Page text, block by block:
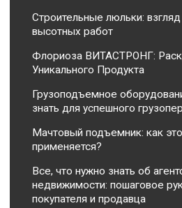
Строительные люльки:
высотных работ
Флориоза ВИТАСТРОНГ:
Уникального Продукта
Грузоподъемное
знать для успешного
Мачтовый подъемник: как
применяется?
Все, что нужно знать об
недвижимости: пошаговое
покупателя и продавца